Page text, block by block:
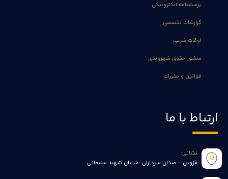
پرسشنامه الکترونیکی
گزارشات تخصصی
اوقات شرعی
منشور حقوق شهروندی
قوانین و مقررات
ارتباط با ما
نشانی:
قزوین - میدان سرداران-خیابان شهید سلیمانی